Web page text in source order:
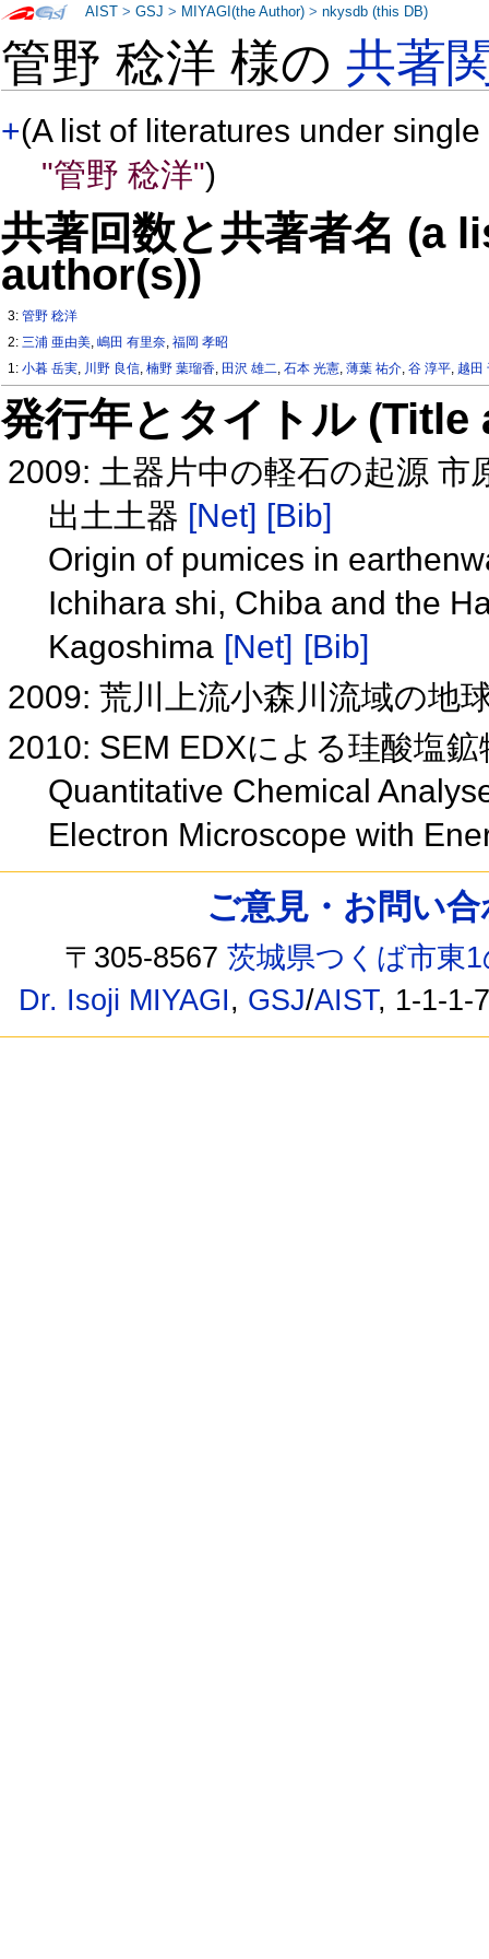
管野 稔洋 様の共著
+(A list of literatures under
"管野 稔洋")
共著回数と共著者名 (a
author(s))
3:管野 稔洋
2:三浦 亜由美,嶋田 有里奈,福岡 孝昭
1:小暮 岳実, 川野 良信,楠野 葉瑠香, 田沢 雄二,石本 光憲,薄葉 祐介,谷 淳平, 越田
発行年とタイトル
2009: 土器片中の軽石の起源 市
出土土器 [Net] [Bib]
Origin of pumices in
Ichihara shi, Chiba and the
Kagoshima [Net] [Bib]
2009: 荒川上流小森川流域の地
2010: SEM EDXによる珪酸塩
Quantitative Chemical
Electron Microscope with
AIST >GSJ > MIYAGI(the Author) >nkysdb (this DB)
ご意見・お問い
〒305-8567茨城県つくば市東
Dr. Isoji MIYAGI, GSJ/AIST, 1-1-1-